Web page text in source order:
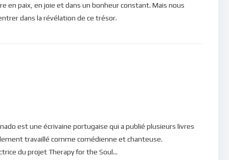
en paix, en joie et dans un bonheur constant. Mais nous
dans la révélation de ce trésor.
est une écrivaine portugaise qui a publié plusieurs livres
travaillé comme comédienne et chanteuse.
du projet Therapy for the Soul...